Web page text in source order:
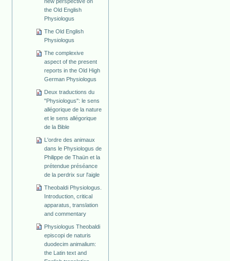
the Old English
Physiologus
The Old English
Physiologus
The complexive
aspect of the present
reports in the Old High
German Physiologus
Deux traductions du
"Physiologus": le sens
allégorique de la nature
et le sens allégorique
de la Bible
L'ordre des animaux
dans le Physiologus de
Philippe de Thaün et la
prétendue préséance
de la perdrix sur l'aigle
Theobaldi Physiologus.
Introduction, critical
apparatus, translation
and commentary
Physiologus Theobaldi
episcopi de naturis
duodecim animalium:
the Latin text and